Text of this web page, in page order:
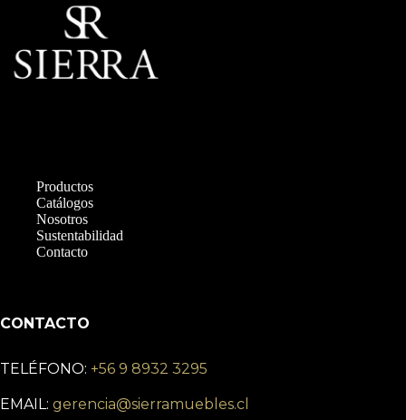
Productos
Catálogos
Nosotros
Sustentabilidad
Contacto
CONTACTO
TELÉFONO: +56 9 8932 3295
EMAIL: gerencia@sierramuebles.cl